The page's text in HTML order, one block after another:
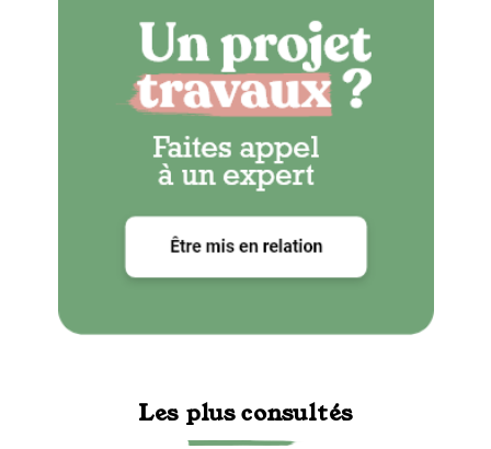
Les plus consultés